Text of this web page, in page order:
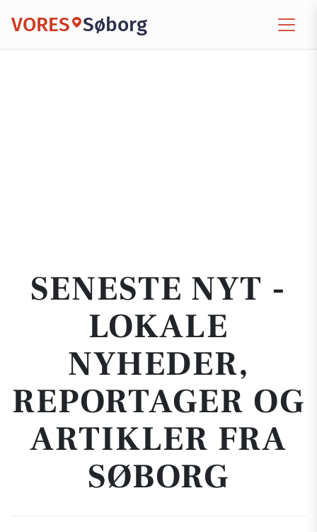
VORES Søborg
SENESTE NYT -
LOKALE
NYHEDER,
REPORTAGER OG
ARTIKLER FRA
SØBORG